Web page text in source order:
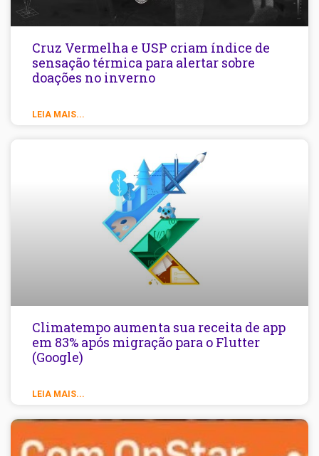
Cruz Vermelha e USP criam índice de
sensação térmica para alertar sobre
doações no inverno
LEIA MAIS...
Climatempo aumenta sua receita de app
em 83% após migração para o Flutter
(Google)
LEIA MAIS...